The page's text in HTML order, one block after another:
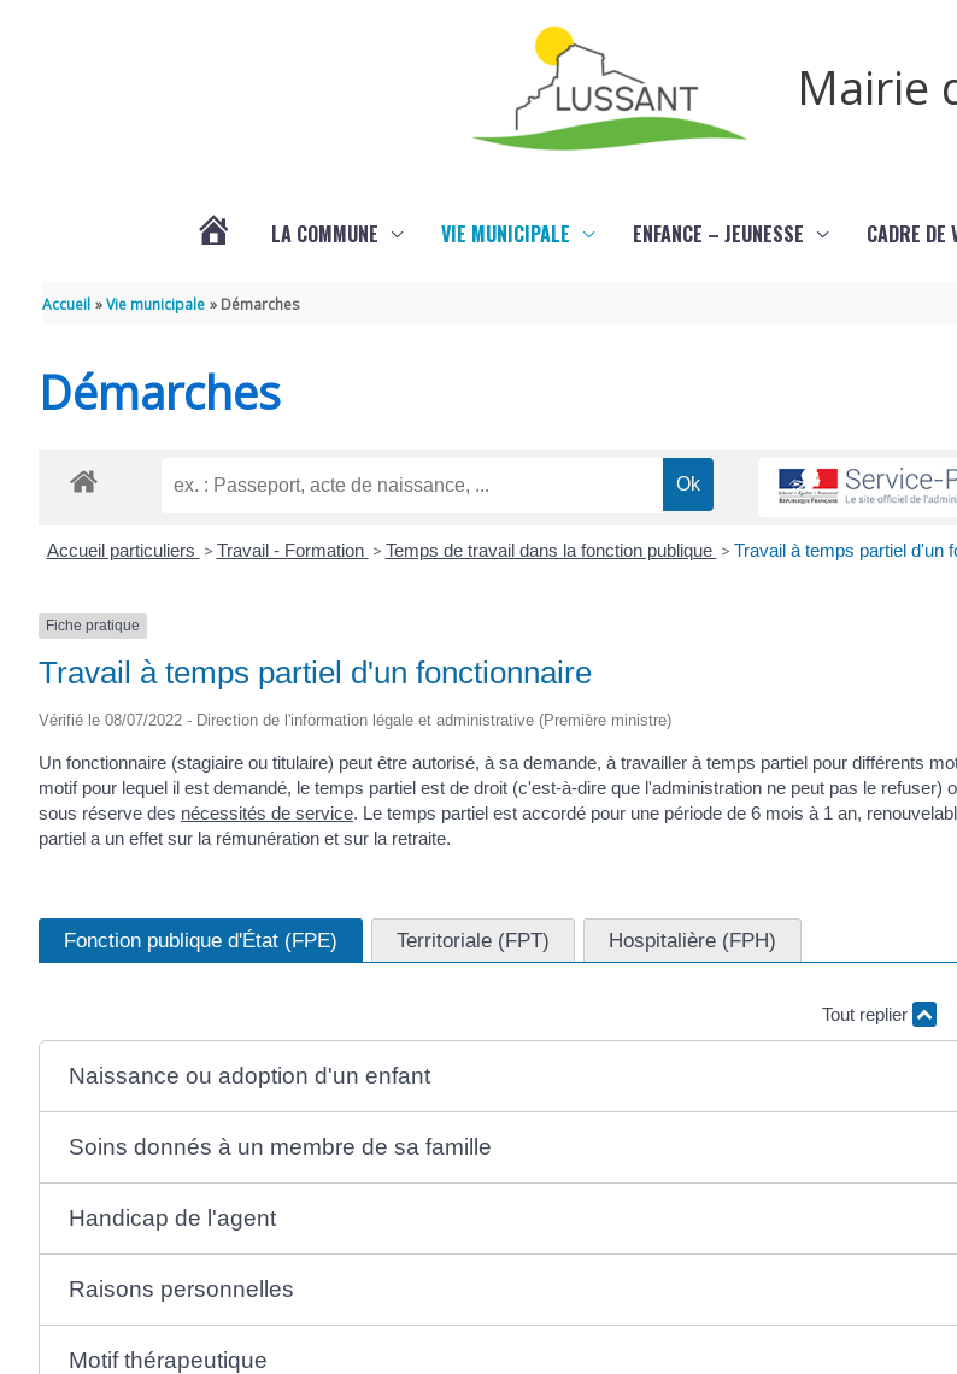
Mairie
LA COMMUNE VIE MUNICIPALE ENFANCE – JEUNESSE CADRE DE
Accueil Vie municipale Démarches
Démarches
Accueil particuliers > Travail - Formation > Temps de travail dans la fonction publique > Travail à temps partiel d'un
Fiche pratique
Travail à temps partiel d'un fonctionnaire
Vérifié le 08/07/2022 - Direction de l'information légale et administrative (Première ministre)
Un fonctionnaire (stagiaire ou titulaire) peut être autorisé, à sa demande, à travailler à temps partiel pour différents
motif pour lequel il est demandé, le temps partiel est de droit (c'est-à-dire que l'administration ne peut pas le refuser)
sous réserve des nécessités de service. Le temps partiel est accordé pour une période de 6 mois à 1 an,
partiel a un effet sur la rémunération et sur la retraite.
Fonction publique d'État (FPE) Territoriale (FPT) Hospitalière (FPH)
Tout replier
Naissance ou adoption d'un enfant
Soins donnés à un membre de sa famille
Handicap de l'agent
Raisons personnelles
Motif thérapeutique